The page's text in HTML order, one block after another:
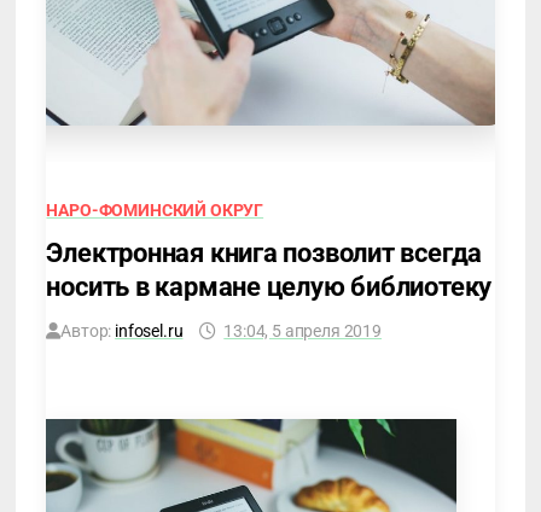
НАРО-ФОМИНСКИЙ ОКРУГ
Электронная книга позволит всегда
носить в кармане целую библиотеку
Автор: infosel.ru 13:04, 5 апреля 2019